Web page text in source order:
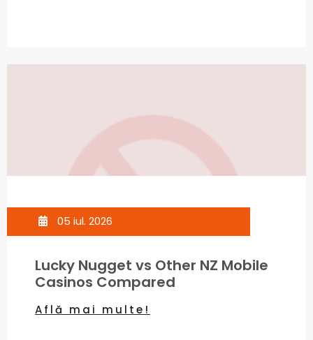
05 iul. 2026
Lucky Nugget vs Other NZ Mobile
Casinos Compared
Află mai multe!